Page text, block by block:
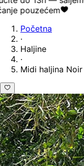
pouzećem
Početna
·
Haljine
·
Midi haljina